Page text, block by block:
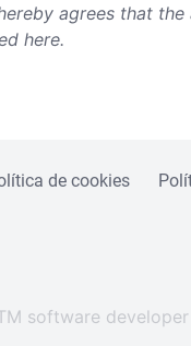
agrees that the
here.
de cookies
software